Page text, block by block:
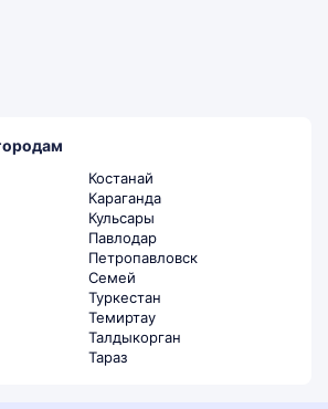
Костанай
Караганда
Кульсары
Павлодар
Петропавловск
Семей
Туркестан
Темиртау
Талдыкорган
Тараз